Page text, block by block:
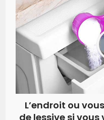
L’endroit ou
de lessive si